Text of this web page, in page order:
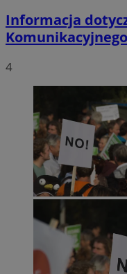
Informacja
Komunikacyjnego
4